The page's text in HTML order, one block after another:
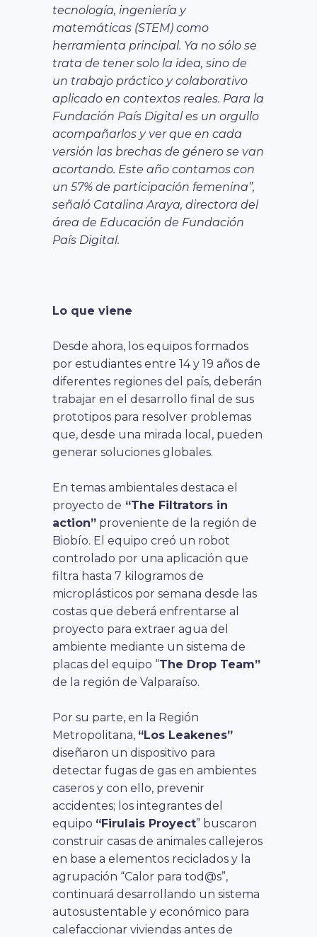
tecnología, ingeniería y
matemáticas (STEM) como
herramienta principal. Ya no sólo se
trata de tener solo la idea, sino de
un trabajo práctico y colaborativo
aplicado en contextos reales. Para la
Fundación País Digital es un orgullo
acompañarlos y ver que en cada
versión las brechas de género se van
acortando. Este año contamos con
un 57% de participación femenina”,
señaló Catalina Araya, directora del
área de Educación de Fundación
País Digital.
Lo que viene
Desde ahora, los equipos formados
por estudiantes entre 14 y 19 años de
diferentes regiones del país, deberán
trabajar en el desarrollo final de sus
prototipos para resolver problemas
que, desde una mirada local, pueden
generar soluciones globales.
En temas ambientales destaca el
proyecto de “The Filtrators in
action” proveniente de la región de
Biobío. El equipo creó un robot
controlado por una aplicación que
filtra hasta 7 kilogramos de
microplásticos por semana desde las
costas que deberá enfrentarse al
proyecto para extraer agua del
ambiente mediante un sistema de
placas del equipo “The Drop Team”
de la región de Valparaíso.
Por su parte, en la Región
Metropolitana, “Los Leakenes”
diseñaron un dispositivo para
detectar fugas de gas en ambientes
caseros y con ello, prevenir
accidentes; los integrantes del
equipo “Firulais Proyect” buscaron
construir casas de animales callejeros
en base a elementos reciclados y la
agrupación “Calor para tod@s”,
continuará desarrollando un sistema
autosustentable y económico para
calefaccionar viviendas antes de